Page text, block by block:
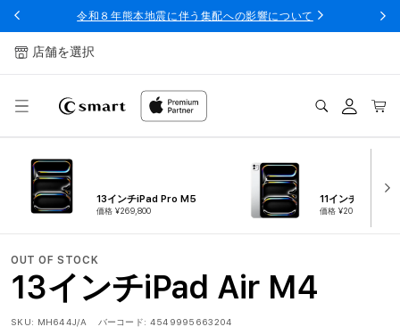
プ
令和８年熊本地震に伴う集配への影響について
店舗を選択
イン
ト
13インチiPad Pro M5
価格 ¥269,800
11インチiPad
価格 ¥209,800
OUT OF STOCK
13インチiPad Air M4
SKU: MH644J/A バーコード: 4549995663204